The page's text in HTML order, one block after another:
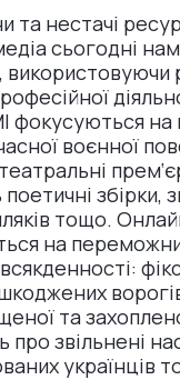
та нестачі
сьогодні
використовуючи
фокусуються на
воєнної
збірки,
тощо.
на
та
про звільнені
українців